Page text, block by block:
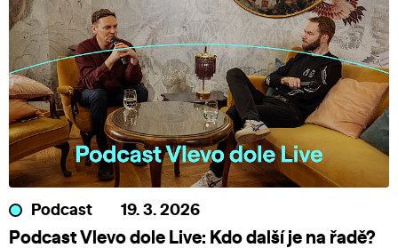
Podcast 19. 3. 2026
Podcast Vlevo dole Live: Kdo další je na řadě?